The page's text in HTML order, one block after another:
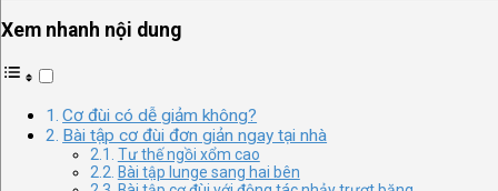
Xem nhanh nội dung
Cơ đùi có dễ giảm không?
Bài tập cơ đùi đơn giản ngay tại nhà
Tư thế ngồi xổm cao
Bài tập lunge sang hai bên